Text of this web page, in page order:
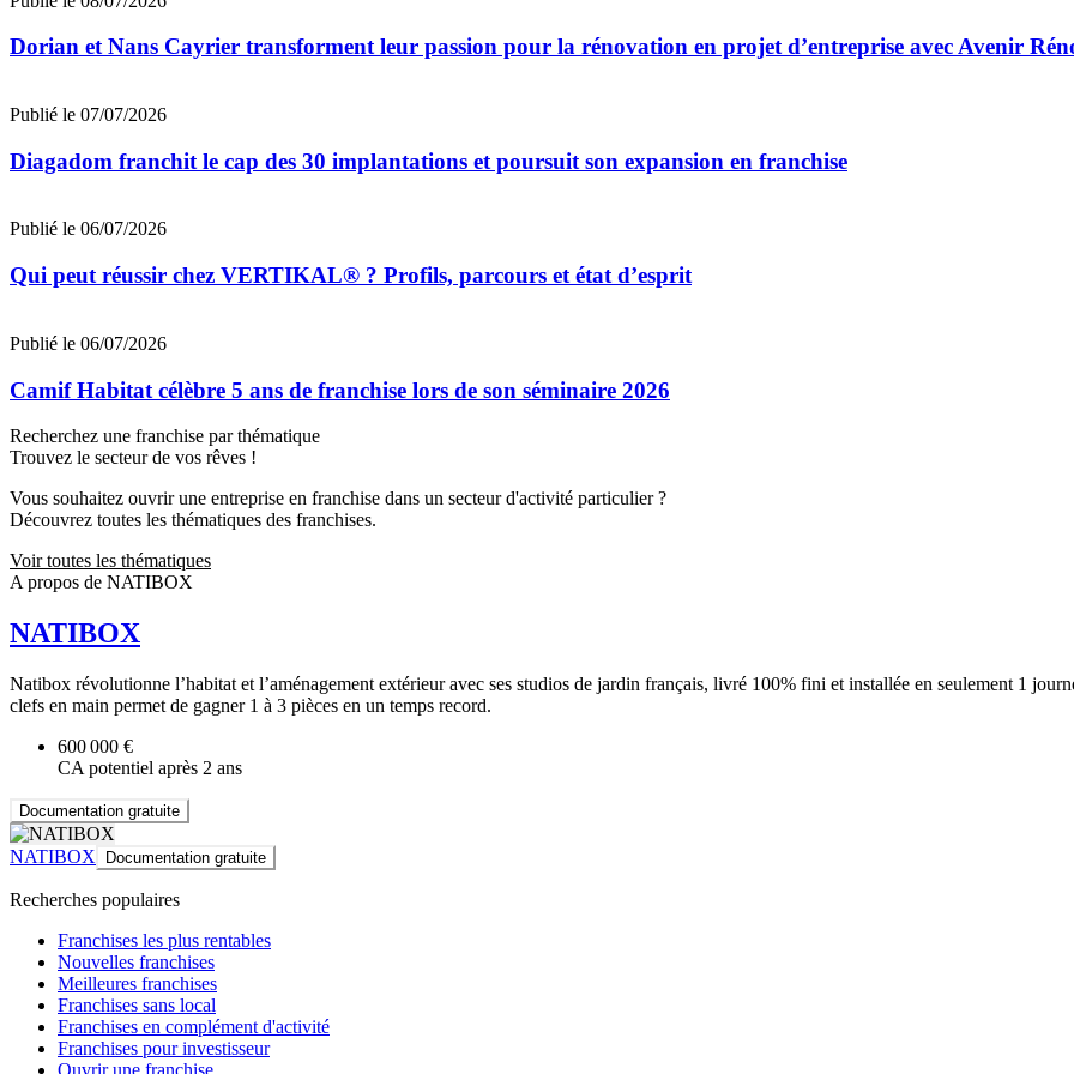
Dorian et Nans Cayrier transforment leur passion pour la rénovation en projet d’entreprise avec Avenir
Publié le 07/07/2026
Diagadom franchit le cap des 30 implantations et poursuit son expansion en franchise
Publié le 06/07/2026
Qui peut réussir chez VERTIKAL® ? Profils, parcours et état d’esprit
Publié le 06/07/2026
Camif Habitat célèbre 5 ans de franchise lors de son séminaire 2026
Recherchez une franchise par thématique
Trouvez le secteur de vos rêves !
Vous souhaitez ouvrir une entreprise en franchise dans un secteur d'activité particulier ?
Découvrez toutes les thématiques des franchises.
Voir toutes les thématiques
A propos de NATIBOX
NATIBOX
Natibox révolutionne l’habitat et l’aménagement extérieur avec ses studios de jardin français, livré 100% fini et installée en seulement 1
clefs en main permet de gagner 1 à 3 pièces en un temps record.
600 000 €
CA potentiel après 2 ans
Documentation gratuite
NATIBOX Documentation gratuite
Recherches populaires
Franchises les plus rentables
Nouvelles franchises
Meilleures franchises
Franchises sans local
Franchises en complément d'activité
Franchises pour investisseur
Ouvrir une franchise